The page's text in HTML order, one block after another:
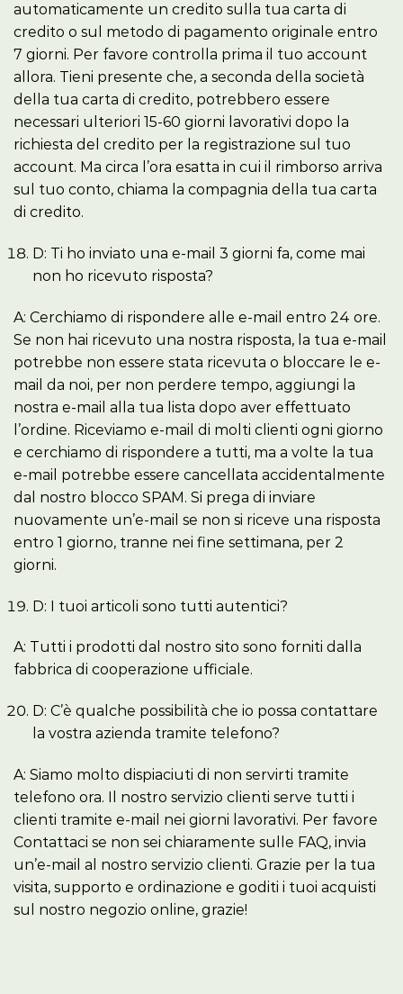
automaticamente un credito sulla tua carta di
credito o sul metodo di pagamento originale entro
7 giorni. Per favore controlla prima il tuo account
allora. Tieni presente che, a seconda della società
della tua carta di credito, potrebbero essere
necessari ulteriori 15-60 giorni lavorativi dopo la
richiesta del credito per la registrazione sul tuo
account. Ma circa l’ora esatta in cui il rimborso arriva
sul tuo conto, chiama la compagnia della tua carta
di credito.
D: Ti ho inviato una e-mail 3 giorni fa, come mai
non ho ricevuto risposta?
A: Cerchiamo di rispondere alle e-mail entro 24 ore.
Se non hai ricevuto una nostra risposta, la tua e-mail
potrebbe non essere stata ricevuta o bloccare le e-
mail da noi, per non perdere tempo, aggiungi la
nostra e-mail alla tua lista dopo aver effettuato
l’ordine. Riceviamo e-mail di molti clienti ogni giorno
e cerchiamo di rispondere a tutti, ma a volte la tua
e-mail potrebbe essere cancellata accidentalmente
dal nostro blocco SPAM. Si prega di inviare
nuovamente un’e-mail se non si riceve una risposta
entro 1 giorno, tranne nei fine settimana, per 2
giorni.
D: I tuoi articoli sono tutti autentici?
A: Tutti i prodotti dal nostro sito sono forniti dalla
fabbrica di cooperazione ufficiale.
D: C’è qualche possibilità che io possa contattare
la vostra azienda tramite telefono?
A: Siamo molto dispiaciuti di non servirti tramite
telefono ora. Il nostro servizio clienti serve tutti i
clienti tramite e-mail nei giorni lavorativi. Per favore
Contattaci se non sei chiaramente sulle FAQ, invia
un’e-mail al nostro servizio clienti. Grazie per la tua
visita, supporto e ordinazione e goditi i tuoi acquisti
sul nostro negozio online, grazie!